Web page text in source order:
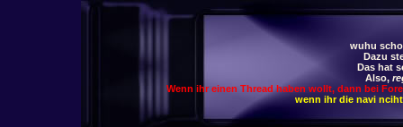
wuhu
Dazu
Das hat
Also,
Wenn ihr einen Thread haben wollt, dann bei
wenn ihr die navi